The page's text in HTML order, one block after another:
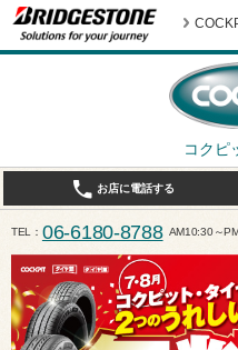
コクピ
お店に電話する
TEL 06-6180-8788 AM10:30～